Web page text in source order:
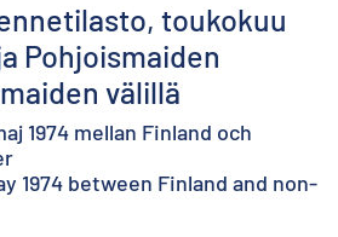
toukokuu
Pohjoismaiden
välillä
1974 mellan Finland och
1974 between Finland and non-